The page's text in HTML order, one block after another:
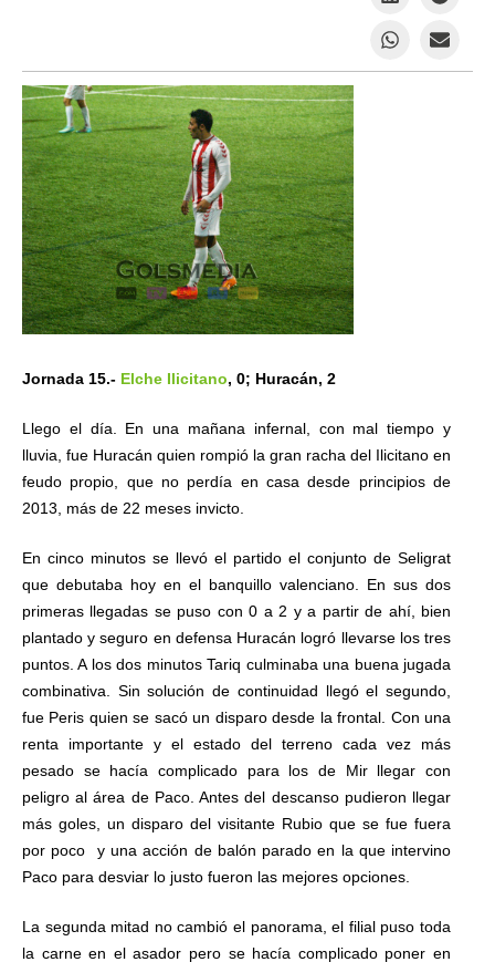
Jornada 15.- Elche Ilicitano, 0; Huracán, 2
Llego el día. En una mañana infernal, con mal tiempo y
lluvia, fue Huracán quien rompió la gran racha del Ilicitano en
feudo propio, que no perdía en casa desde principios de
2013, más de 22 meses invicto.
En cinco minutos se llevó el partido el conjunto de Seligrat
que debutaba hoy en el banquillo valenciano. En sus dos
primeras llegadas se puso con 0 a 2 y a partir de ahí, bien
plantado y seguro en defensa Huracán logró llevarse los tres
puntos. A los dos minutos Tariq culminaba una buena jugada
combinativa. Sin solución de continuidad llegó el segundo,
fue Peris quien se sacó un disparo desde la frontal. Con una
renta importante y el estado del terreno cada vez más
pesado se hacía complicado para los de Mir llegar con
peligro al área de Paco. Antes del descanso pudieron llegar
más goles, un disparo del visitante Rubio que se fue fuera
por poco y una acción de balón parado en la que intervino
Paco para desviar lo justo fueron las mejores opciones.
La segunda mitad no cambió el panorama, el filial puso toda
la carne en el asador pero se hacía complicado poner en